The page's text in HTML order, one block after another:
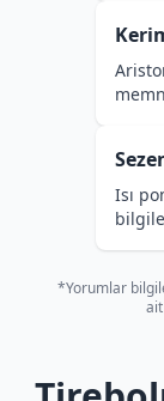
Isı
*Yorumlar